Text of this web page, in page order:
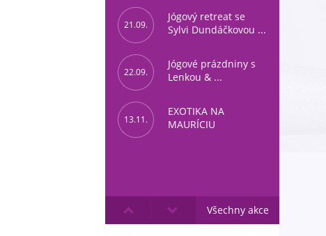
21.09.
Jógový retreat se
Sylvi Dundáčkovou ...
22.09.
Jógové prázdniny s
Lenkou & ...
13.11.
EXOTIKA NA
MAURÍCIU
Všechny akce